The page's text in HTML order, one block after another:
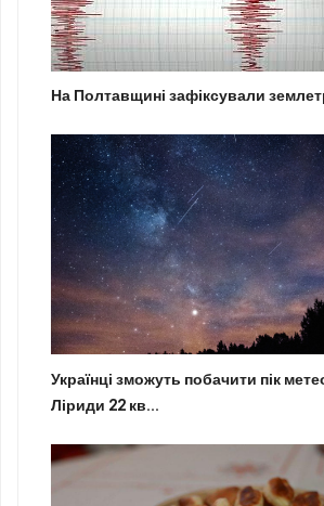
На Полтавщині зафіксували
Українці зможуть побачити пік
Ліриди 22 кв...